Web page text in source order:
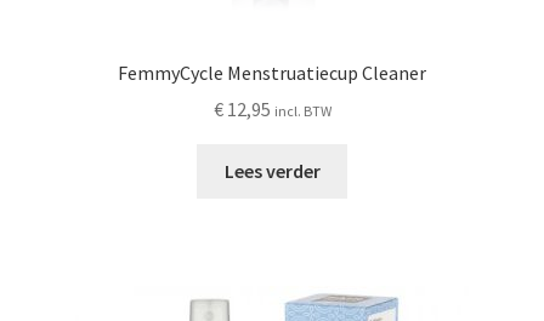
FemmyCycle Menstruatiecup Cleaner
€12,95 incl. BTW
Lees verder